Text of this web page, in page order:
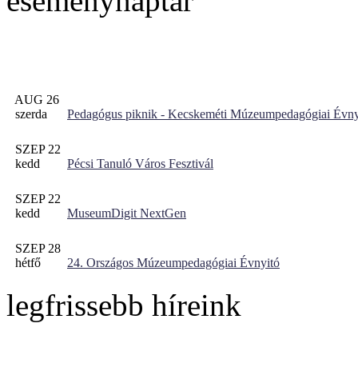
AUG 26
szerda
Pedagógus piknik - Kecskeméti Múzeumpedagógiai
SZEP 22
kedd
Pécsi Tanuló Város Fesztivál
SZEP 22
kedd
MuseumDigit NextGen
SZEP 28
hétfő
24. Országos Múzeumpedagógiai Évnyitó
legfrissebb híreink